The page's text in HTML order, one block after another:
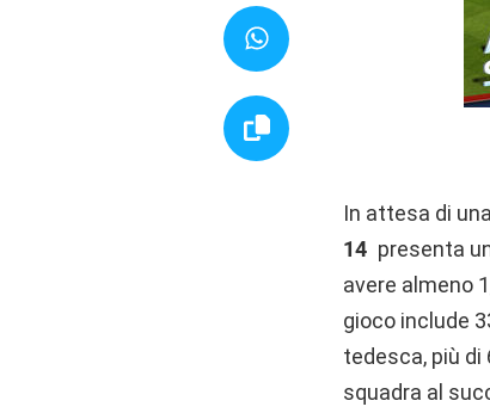
In attesa di
14 presenta
avere almeno
gioco include
tedesca, più di
squadra al